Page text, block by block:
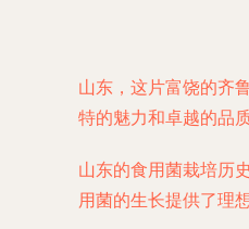
山东，这片富饶的齐
特的魅力和卓越的品
山东的食用菌栽培历
用菌的生长提供了理